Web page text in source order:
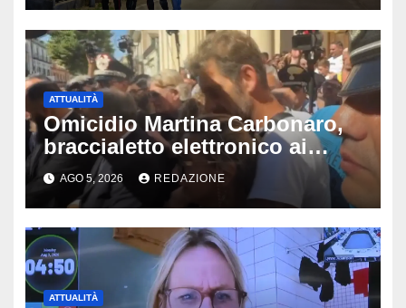
Padova
ATTUALITÀ
Omicidio Martina Carbonaro,
braccialetto elettronico ai
genitori della 14enne: non
potranno avvicinarsi alla
famiglia di Alessio Tucci
AGO 5, 2026 REDAZIONE
ATTUALITÀ